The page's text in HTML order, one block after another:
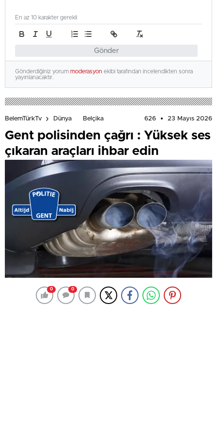
Gönder
En az 10 karakter gerekli
Gönderdiğiniz yorum moderasyon ekibi tarafından incelendikten sonra
yayınlanacaktır.
BelemTürkTv Dünya Belçika 626 23 Mayıs 2026
Gent polisinden çağrı : Yüksek ses
çıkaran araçları ihbar edin
0 0